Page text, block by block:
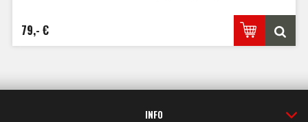
79,- €
INFO